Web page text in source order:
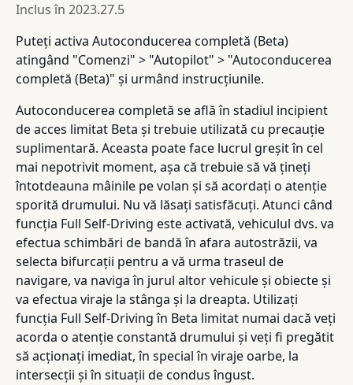
Inclus în 2023.27.5
Puteți activa Autoconducerea completă (Beta)
atingând "Comenzi" > "Autopilot" > "Autoconducerea
completă (Beta)" și urmând instrucțiunile.
Autoconducerea completă se află în stadiul incipient
de acces limitat Beta și trebuie utilizată cu precauție
suplimentară. Aceasta poate face lucrul greșit în cel
mai nepotrivit moment, așa că trebuie să vă țineți
întotdeauna mâinile pe volan și să acordați o atenție
sporită drumului. Nu vă lăsați satisfăcuți. Atunci când
funcția Full Self-Driving este activată, vehiculul dvs. va
efectua schimbări de bandă în afara autostrăzii, va
selecta bifurcații pentru a vă urma traseul de
navigare, va naviga în jurul altor vehicule și obiecte și
va efectua viraje la stânga și la dreapta. Utilizați
funcția Full Self-Driving în Beta limitat numai dacă veți
acorda o atenție constantă drumului și veți fi pregătit
să acționați imediat, în special în viraje oarbe, la
intersecții și în situații de condus îngust.